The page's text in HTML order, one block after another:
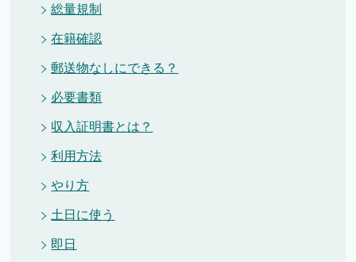
総量規制
在籍確認
郵送物なしにできる？
必要書類
収入証明書とは？
利用方法
やり方
土日に使う
即日